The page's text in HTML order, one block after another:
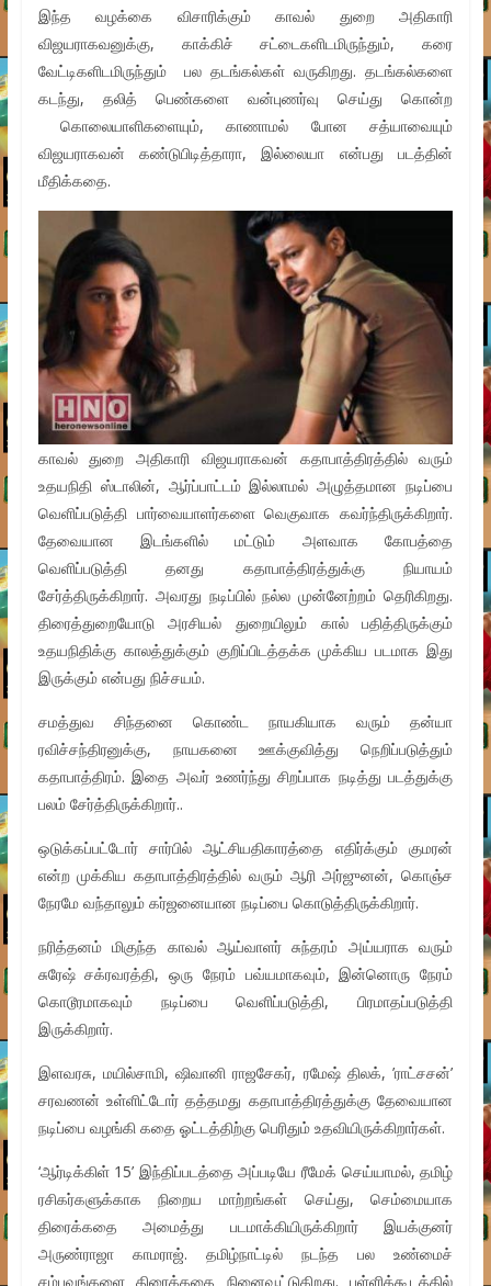
இந்த வழக்கை விசாரிக்கும் காவல் துறை அதிகாரி
விஜயராகவனுக்கு, காக்கிச் சட்டைகளிடமிருந்தும், கரை
வேட்டிகளிடமிருந்தும் பல தடங்கல்கள் வருகிறது. தடங்கல்களை
கடந்து, தலித் பெண்களை வன்புணர்வு செய்து கொன்ற
கொலையாளிகளையும், காணாமல் போன சத்யாவையும்
விஜயராகவன் கண்டுபிடித்தாரா, இல்லையா என்பது படத்தின்
மீதிக்கதை.
காவல் துறை அதிகாரி விஜயராகவன் கதாபாத்திரத்தில் வரும்
உதயநிதி ஸ்டாலின், ஆர்ப்பாட்டம் இல்லாமல் அழுத்தமான நடிப்பை
வெளிப்படுத்தி பார்வையாளர்களை வெகுவாக கவர்ந்திருக்கிறார்.
தேவையான இடங்களில் மட்டும் அளவாக கோபத்தை
வெளிப்படுத்தி தனது கதாபாத்திரத்துக்கு நியாயம்
சேர்த்திருக்கிறார். அவரது நடிப்பில் நல்ல முன்னேற்றம் தெரிகிறது.
திரைத்துறையோடு அரசியல் துறையிலும் கால் பதித்திருக்கும்
உதயநிதிக்கு காலத்துக்கும் குறிப்பிடத்தக்க முக்கிய படமாக இது
இருக்கும் என்பது நிச்சயம்.
சமத்துவ சிந்தனை கொண்ட நாயகியாக வரும் தன்யா
ரவிச்சந்திரனுக்கு, நாயகனை ஊக்குவித்து நெறிப்படுத்தும்
கதாபாத்திரம். இதை அவர் உணர்ந்து சிறப்பாக நடித்து படத்துக்கு
பலம் சேர்த்திருக்கிறார்..
ஒடுக்கப்பட்டோர் சார்பில் ஆட்சியதிகாரத்தை எதிர்க்கும் குமரன்
என்ற முக்கிய கதாபாத்திரத்தில் வரும் ஆரி அர்ஜுனன், கொஞ்ச
நேரமே வந்தாலும் கர்ஜனையான நடிப்பை கொடுத்திருக்கிறார்.
நரித்தனம் மிகுந்த காவல் ஆய்வாளர் சுந்தரம் அய்யராக வரும்
சுரேஷ் சக்ரவரத்தி, ஒரு நேரம் பவ்யமாகவும், இன்னொரு நேரம்
கொடூரமாகவும் நடிப்பை வெளிப்படுத்தி, பிரமாதப்படுத்தி
இருக்கிறார்.
இளவரசு, மயில்சாமி, ஷிவானி ராஜசேகர், ரமேஷ் திலக், ’ராட்சசன்’
சரவணன் உள்ளிட்டோர் தத்தமது கதாபாத்திரத்துக்கு தேவையான
நடிப்பை வழங்கி கதை ஓட்டத்திற்கு பெரிதும் உதவியிருக்கிறார்கள்.
‘ஆர்டிக்கிள் 15’ இந்திப்படத்தை அப்படியே ரீமேக் செய்யாமல், தமிழ்
ரசிகர்களுக்காக நிறைய மாற்றங்கள் செய்து, செம்மையாக
திரைக்கதை அமைத்து படமாக்கியிருக்கிறார் இயக்குனர்
அருண்ராஜா காமராஜ். தமிழ்நாட்டில் நடந்த பல உண்மைச்
சம்பவங்களை திரைக்கதை நினைவூட்டுகிறது. பள்ளிக்கூடத்தில்